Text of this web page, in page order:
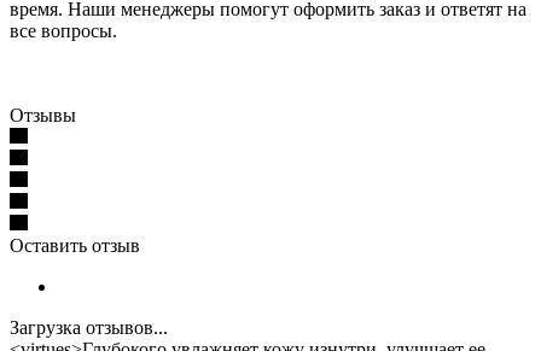
время. Наши менеджеры помогут оформить заказ и ответят на
все вопросы.
Отзывы
Оставить отзыв
Загрузка отзывов...